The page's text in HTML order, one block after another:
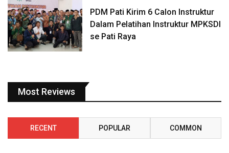
PDM Pati Kirim 6 Calon Instruktur
Dalam Pelatihan Instruktur MPKSDI
se Pati Raya
Most Reviews
RECENT POPULAR COMMON